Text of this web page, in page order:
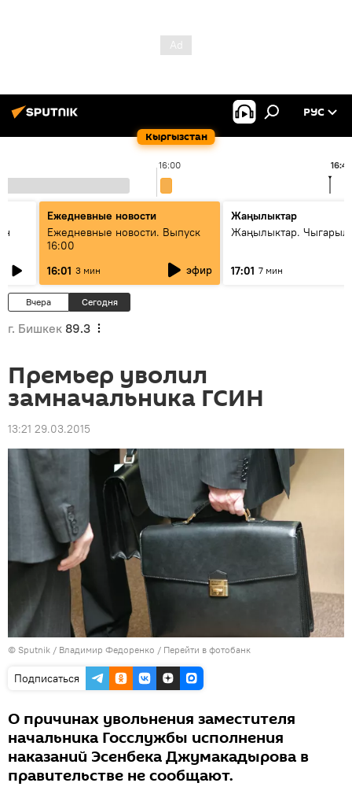
Кыргызстан
РУС
16:00
Ежедневные новости
Ежедневные новости. Выпуск
16:00
16:01 3 мин эфир
Жаңылыктар
Жаңылыктар.
17:01 7 мин
Вчера Сегодня
г. Бишкек 89.3
Премьер уволил
замначальника ГСИН
13:21 29.03.2015
© Sputnik / Владимир Федоренко / Перейти в фотобанк
Подписаться
О причинах увольнения заместителя
начальника Госслужбы исполнения
наказаний Эсенбека Джумакадырова в
правительстве не сообщают.